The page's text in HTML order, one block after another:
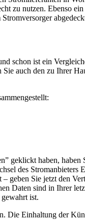
zu nutzen. Ebenso
schon ist ein
auch den zu Ihrer
geklickt haben,
des Stromanbieters
Sie jetzt den
Daten sind in Ihrer
ist.
Die Einhaltung der